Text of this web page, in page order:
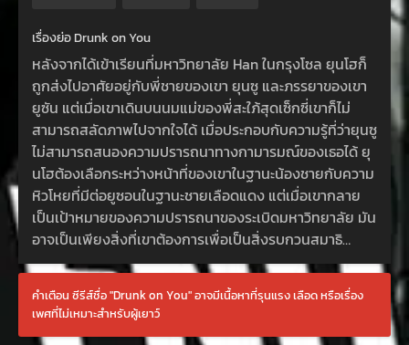
เรื่องย่อ Drunk on You
หลังจากได้เข้าเรียนที่มหาวิทยาลัย Han ในกรุงโซล ยุนโฮก็
ถูกส่งไปอาศัยอยู่กับพี่ชายของเขา ยุนซู และภรรยาของเขา
ยูซัน แต่เมื่อเขาเดินบนนมแม่ของพี่สะใภ้สุดเซ็กซี่เขาก็ไม่
สามารถสลัดภาพไปจากใจได้ เมื่อประกอบกับความรู้ที่ว่ายุนซู
ไม่สามารถสนองความปรารถนาทางกามารมณ์ของเธอได้ ยุ
นโฮต้องเลือกระหว่างหน้าที่ของเขาในฐานะน้องชายกับความ
หิวโหยที่มีต่อยูซอนในฐานะชายเลือดแดง แต่เมื่อเขากลาย
เป็นเป้าหมายของความปรารถนาของระเบิดมหาวิทยาลัย มัน
อาจเป็นเพียงสิ่งที่เขาต้องการเพื่อเป็นสิ่งรบกวนสมาธิ…
คำเตือน ซีรีส์ชื่อ "Drunk on You" อาจมีเนื้อหาที่รุนแรง เลือด หรือเรื่อง
เพศที่ไม่เหมาะสำหรับผู้เยาว์